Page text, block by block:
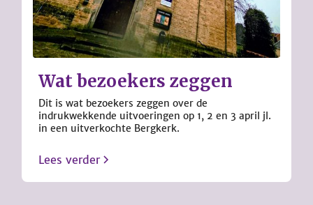
Wat bezoekers zeggen
Dit is wat bezoekers zeggen over de
indrukwekkende uitvoeringen op 1, 2 en 3 april jl.
in een uitverkochte Bergkerk.
Lees verder